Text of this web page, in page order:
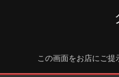
この画面をお店にご提